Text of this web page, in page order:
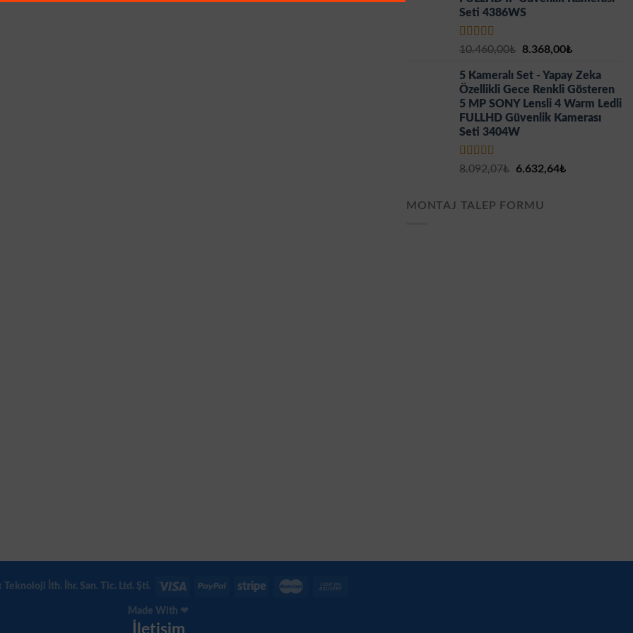
Seti 4386WS
5 üzerinden
10.460,00₺
Orijinal
10.460,00₺.
8.368,00₺Şu
fiyat:
8.368,00₺.
5 Kameralı Set - Yapay Zeka
Özellikli Gece Renkli Gösteren
5 MP SONY Lensli 4 Warm Ledli
FULLHD Güvenlik Kamerası
Seti 3404W
5 üzerinden
8.092,07₺
Orijinal
6.632,64₺Şu
MONTAJ TALEP FORMU
Teknoloji İth. İhr. San. Tic. Ltd. Şti.
Made With ❤
İletişim